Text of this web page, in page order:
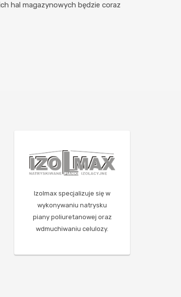
hal magazynowych będzie coraz
Izolmax specjalizuje się w
wykonywaniu natrysku
piany poliuretanowej oraz
wdmuchiwaniu celulozy.